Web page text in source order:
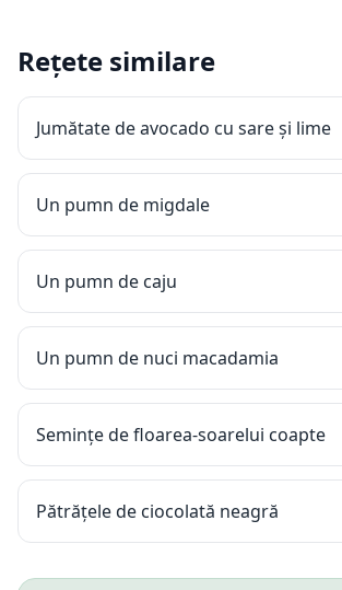
Rețete similare
Jumătate de avocado cu sare și lime
Un pumn de migdale
Un pumn de caju
Un pumn de nuci macadamia
Semințe de floarea-soarelui coapte
Pătrățele de ciocolată neagră